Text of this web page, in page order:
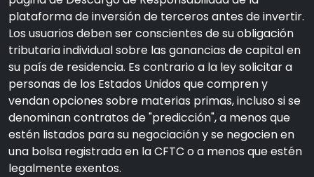
plataforma de inversión de terceros antes de invertir.
Los usuarios deben ser conscientes de su obligación
tributaria individual sobre las ganancias de capital en
su país de residencia. Es contrario a la ley solicitar a
personas de los Estados Unidos que compren y
vendan opciones sobre materias primas, incluso si se
denominan contratos de "predicción", a menos que
estén listados para su negociación y se negocien en
una bolsa registrada en la CFTC o a menos que estén
legalmente exentos.